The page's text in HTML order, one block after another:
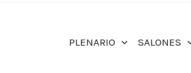
PLENARIO SALONES